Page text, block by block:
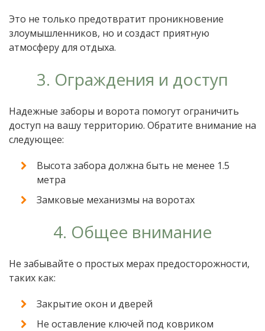
Это не только предотвратит проникновение
злоумышленников, но и создаст приятную
атмосферу для отдыха.
3. Ограждения и доступ
Надежные заборы и ворота помогут ограничить
доступ на вашу территорию. Обратите внимание на
следующее:
Высота забора должна быть не менее 1.5
метра
Замковые механизмы на воротах
4. Общее внимание
Не забывайте о простых мерах предосторожности,
таких как:
Закрытие окон и дверей
Не оставление ключей под ковриком